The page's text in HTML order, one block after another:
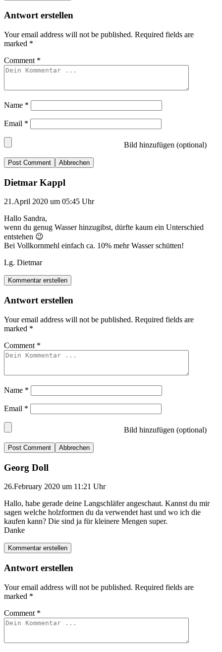
Antwort erstellen
Your email address will not be published. Required fields are
marked *
Comment *
Name *
Email *
Bild hinzufügen (optional)
Abbrechen
Dietmar Kappl
21.April 2020 um 05:45 Uhr
Hallo Sandra,
wenn du genug Wasser hinzugibst, dürfte kaum ein Unterschied
entstehen 😉
Bei Vollkornmehl einfach ca. 10% mehr Wasser schütten!
Lg. Dietmar
Kommentar erstellen
Antwort erstellen
Your email address will not be published. Required fields are
marked *
Comment *
Name *
Email *
Bild hinzufügen (optional)
Abbrechen
Georg Doll
26.February 2020 um 11:21 Uhr
Hallo, habe gerade deine Langschläfer angeschaut. Kannst du mir
sagen welche holzformen du da verwendet hast und wo ich die
kaufen kann? Die sind ja für kleinere Mengen super.
Danke
Kommentar erstellen
Antwort erstellen
Your email address will not be published. Required fields are
marked *
Comment *